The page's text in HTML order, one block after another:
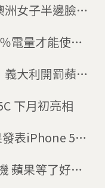
女子半邊臉灼
下月初亮相
表iPhone 5s/